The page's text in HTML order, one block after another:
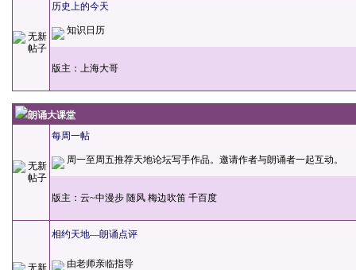
历史上的今天
知识日历
版主： 上海大哥
朗诵大课堂
每周一帖
周一至周五推荐天地论坛写手作品。邀请作者与朗诵者一起互动。
版主： 云~中漫步 随风 梅边吹笛 千百度
相约天地—朗诵点评
由老师亲临指导